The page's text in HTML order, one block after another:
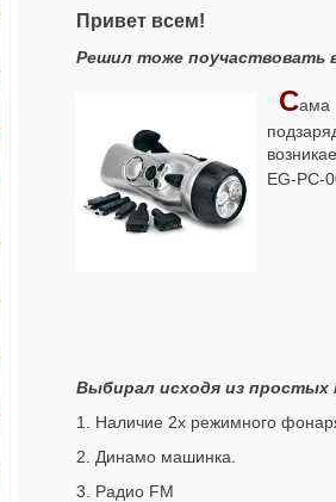
Привет всем!
Решил тоже поучаствовать в
Сама
EG-PC-
Выбирал исходя из простых
1. Наличие 2х режимного
2. Динамо машинка.
3. Радио FM